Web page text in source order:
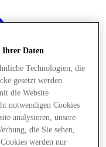
Ihrer Daten
Technologien, die
gesetzt werden.
die Website
notwendigen Cookies
analysieren, unsere
die Sie sehen,
werden nur